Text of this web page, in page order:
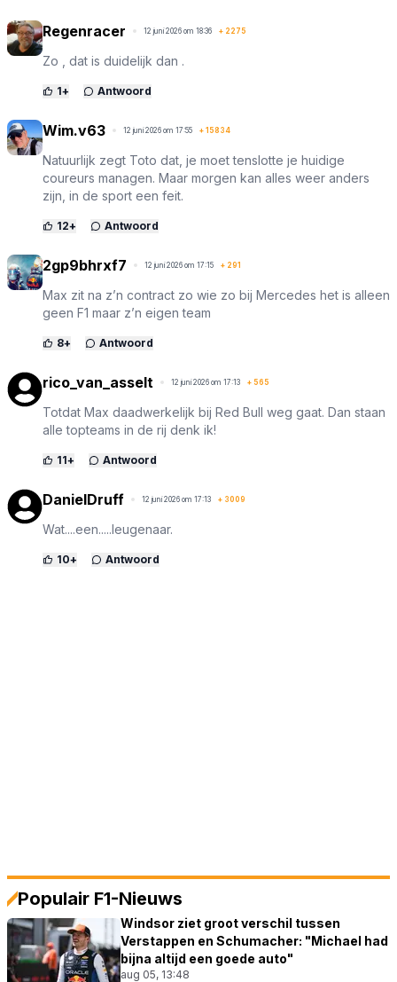
Regenracer 12 juni 2026 om 18:36 + 2275
Zo , dat is duidelijk dan .
1+ Antwoord
Wim.v63 12 juni 2026 om 17:55 + 15834
Natuurlijk zegt Toto dat, je moet tenslotte je huidige
coureurs managen. Maar morgen kan alles weer anders
zijn, in de sport een feit.
12+ Antwoord
2gp9bhrxf7 12 juni 2026 om 17:15 + 291
Max zit na z’n contract zo wie zo bij Mercedes het is alleen
geen F1 maar z’n eigen team
8+ Antwoord
rico_van_asselt 12 juni 2026 om 17:13 + 565
Totdat Max daadwerkelijk bij Red Bull weg gaat. Dan staan
alle topteams in de rij denk ik!
11+ Antwoord
DanielDruff 12 juni 2026 om 17:13 + 3009
Wat....een.....leugenaar.
10+ Antwoord
Populair F1-Nieuws
Windsor ziet groot verschil tussen
Verstappen en Schumacher: "Michael had
bijna altijd een goede auto"
aug 05, 13:48